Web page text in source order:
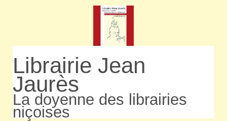
Librairie Jean
Jaurès
La doyenne des librairies
niçoises